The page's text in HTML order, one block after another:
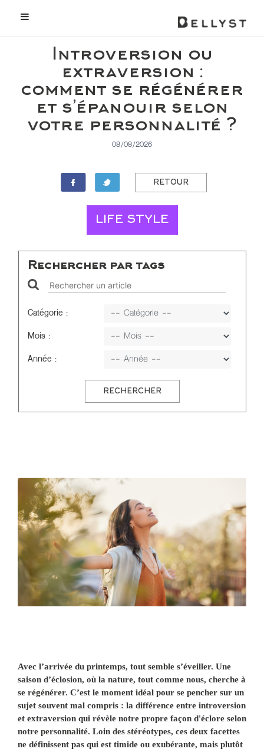
Introversion ou
extraversion :
comment se régénérer
et s’épanouir selon
votre personnalité ?
08/08/2026
LIFE STYLE
RETOUR
Rechercher par tags
Catégorie :
Mois :
Année :
RECHERCHER
Avec l’arrivée du printemps, tout semble s’éveiller. Une
saison d’éclosion, où la nature, tout comme nous, cherche à
se régénérer. C’est le moment idéal pour se pencher sur un
sujet souvent mal compris : la différence entre introversion
et extraversion qui révèle notre propre façon d'éclore selon
notre personnalité. Loin des stéréotypes, ces deux facettes
ne définissent pas qui est timide ou exubérante, mais plutôt